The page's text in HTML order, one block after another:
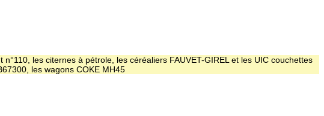
les citernes à pétrole, les céréaliers FAUVET-GIREL et les UIC couchettes
les wagons COKE MH45